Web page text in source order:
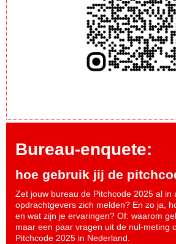
Bureau-enquete:
hoe gebruik jij de
Zet jouw bureau de Pitchcode 2025 al in
opdrachtgevers zich melden? En zo ja,
en wat zijn je ervaringen? Of: waarom
maar een paar vragen uit de nul-meting
Pitchcode 2025 in Nederland.